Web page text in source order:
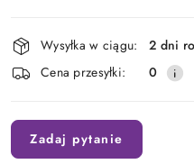
Dostępność
i
dostawa
Wysyłka w ciągu:
2 dni
Cena przesyłki:
0
Zadaj pytanie